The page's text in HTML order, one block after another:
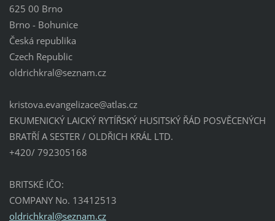
625 00 Brno
Brno - Bohunice
Česká republika
Czech Republic
oldrichkral@seznam.cz
kristova.evangelizace@atlas.cz
EKUMENICKÝ LAICKÝ RYTÍŘSKÝ HUSITSKÝ ŘÁD POSVĚCENÝCH
BRATŘÍ A SESTER / OLDŘICH KRÁL LTD.
+420/ 792305168
BRITSKÉ IČO:
COMPANY No. 13412513
oldrichkral@seznam.cz